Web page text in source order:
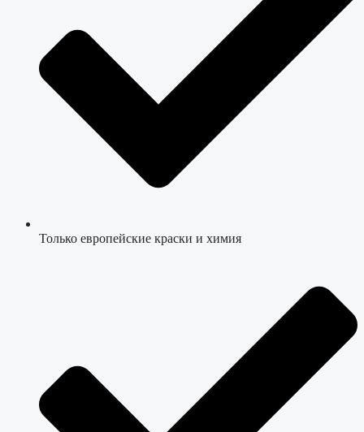
Только европейские краски и химия